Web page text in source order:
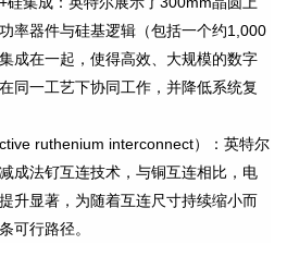
率器件与硅基逻辑（包括一个约1,000
成在一起，使得高效、大规模的数字
同一工艺下协同工作，并降低系统复
ruthenium interconnect）：英特尔
成法钌互连技术，与铜互连相比，电
升显著，为随着互连尺寸持续缩小而
可行路径。